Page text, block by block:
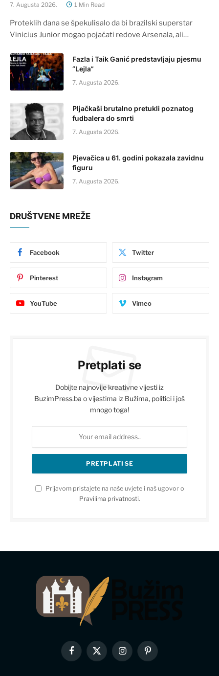
7. Augusta 2026. 1 Min Read
Proteklih dana se špekulisalo da bi brazilski superstar
Vinicius Junior mogao pojačati redove Arsenala, ali…
Fazla i Taik Ganić predstavljaju pjesmu
“Lejla”
7. Augusta 2026.
Pljačkaši brutalno pretukli poznatog
fudbalera do smrti
7. Augusta 2026.
Pjevačica u 61. godini pokazala zavidnu
figuru
7. Augusta 2026.
DRUŠTVENE MREŽE
Facebook Twitter
Pinterest Instagram
YouTube Vimeo
Pretplati se
Dobijte najnovije kreativne vijesti iz
BuzimPress.ba o vijestima iz Bužima, politici i još
mnogo toga!
Prijavom pristajete na naše uvjete i naš ugovor o
Pravilima privatnosti.
Facebook
X
(Twitter)
InstagramPinterest